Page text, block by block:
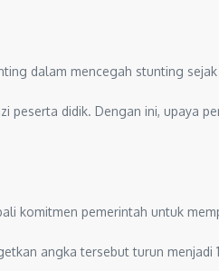
dalam mencegah stunting sejak
didik. Dengan ini, upaya
komitmen pemerintah untuk
angka tersebut turun